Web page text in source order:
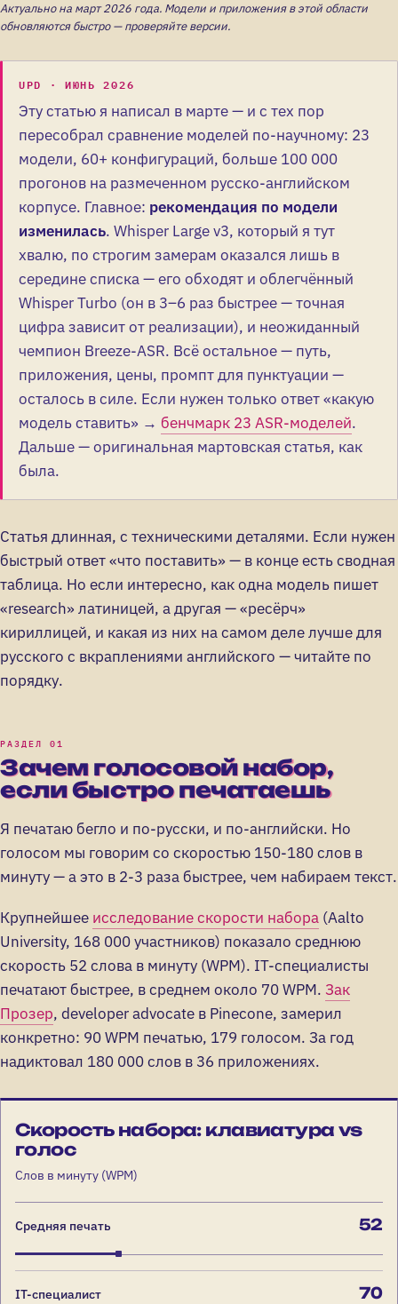
Актуально на март 2026 года. Модели и приложения в этой области
обновляются быстро — проверяйте версии.
UPD · ИЮНЬ 2026
Эту статью я написал в марте — и с тех пор
пересобрал сравнение моделей по-научному: 23
модели, 60+ конфигураций, больше 100 000
прогонов на размеченном русско-английском
корпусе. Главное: рекомендация по модели
изменилась. Whisper Large v3, который я тут
хвалю, по строгим замерам оказался лишь в
середине списка — его обходят и облегчённый
Whisper Turbo (он в 3–6 раз быстрее — точная
цифра зависит от реализации), и неожиданный
чемпион Breeze-ASR. Всё остальное — путь,
приложения, цены, промпт для пунктуации —
осталось в силе. Если нужен только ответ «какую
модель ставить» → бенчмарк 23 ASR-моделей.
Дальше — оригинальная мартовская статья, как
была.
Статья длинная, с техническими деталями. Если нужен
быстрый ответ «что поставить» — в конце есть сводная
таблица. Но если интересно, как одна модель пишет
«research» латиницей, а другая — «ресёрч»
кириллицей, и какая из них на самом деле лучше для
русского с вкраплениями английского — читайте по
порядку.
Зачем голосовой набор,
если быстро печатаешь
Я печатаю бегло и по-русски, и по-английски. Но
голосом мы говорим со скоростью 150-180 слов в
минуту — а это в 2-3 раза быстрее, чем набираем текст.
Крупнейшее исследование скорости набора (Aalto
University, 168 000 участников) показало среднюю
скорость 52 слова в минуту (WPM). IT-специалисты
печатают быстрее, в среднем около 70 WPM. Зак
Прозер, developer advocate в Pinecone, замерил
конкретно: 90 WPM печатью, 179 голосом. За год
надиктовал 180 000 слов в 36 приложениях.
Скорость набора: клавиатура vs
голос
Слов в минуту (WPM)
Средняя печать 52
IT-специалист 70